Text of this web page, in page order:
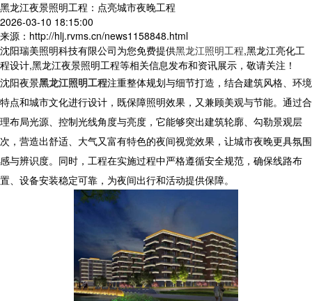
黑龙江夜景照明工程：点亮城市夜晚工程
2026-03-10 18:15:00
来源：http://hlj.rvms.cn/news1158848.html
沈阳瑞美照明科技有限公司为您免费提供黑龙江照明工程,黑龙江亮化工
程设计,黑龙江夜景照明工程等相关信息发布和资讯展示，敬请关注！
沈阳夜景黑龙江照明工程注重整体规划与细节打造，结合建筑风格、环境
特点和城市文化进行设计，既保障照明效果，又兼顾美观与节能。通过合
理布局光源、控制光线角度与亮度，它能够突出建筑轮廓、勾勒景观层
次，营造出舒适、大气又富有特色的夜间视觉效果，让城市夜晚更具氛围
感与辨识度。同时，工程在实施过程中严格遵循安全规范，确保线路布
置、设备安装稳定可靠，为夜间出行和活动提供保障。